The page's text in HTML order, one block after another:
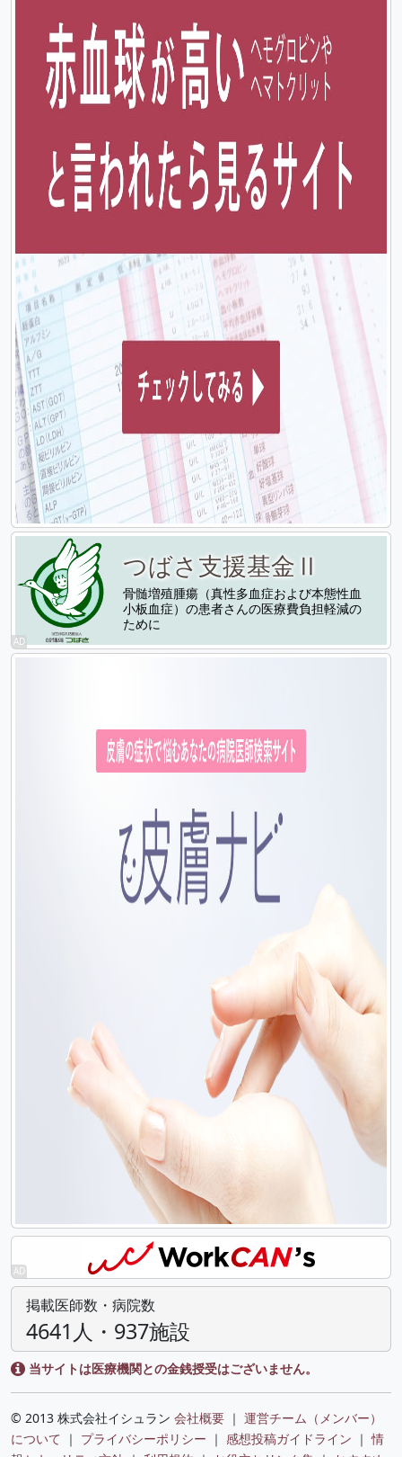
つばさ支援基金Ⅱ
骨髄増殖腫瘍（真性多血症および本態性血
小板血症）の患者さんの医療費負担軽減の
ために
掲載医師数・病院数
4641人・937施設
当サイトは医療機関との金銭授受はございません。
© 2013 株式会社イシュラン 会社概要 ｜ 運営チーム（メンバー）
について ｜ プライバシーポリシー ｜ 感想投稿ガイドライン ｜情